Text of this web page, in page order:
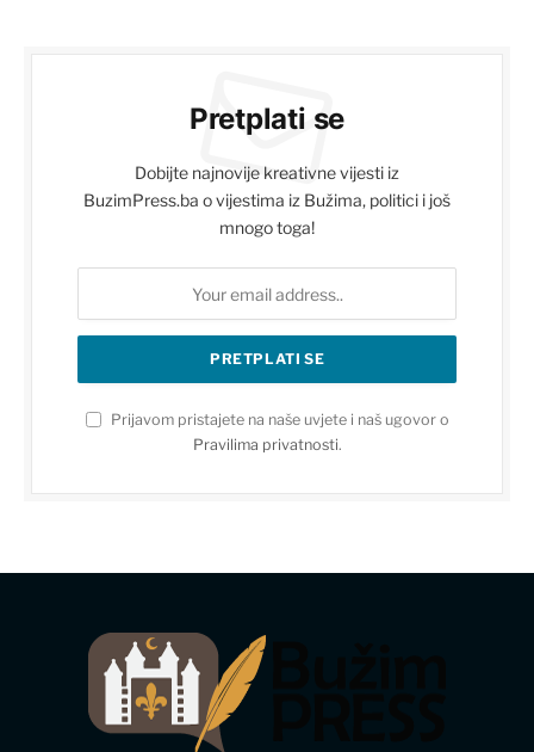
Pretplati se
Dobijte najnovije kreativne vijesti iz
BuzimPress.ba o vijestima iz Bužima, politici i još
mnogo toga!
Prijavom pristajete na naše uvjete i naš ugovor o
Pravilima privatnosti.